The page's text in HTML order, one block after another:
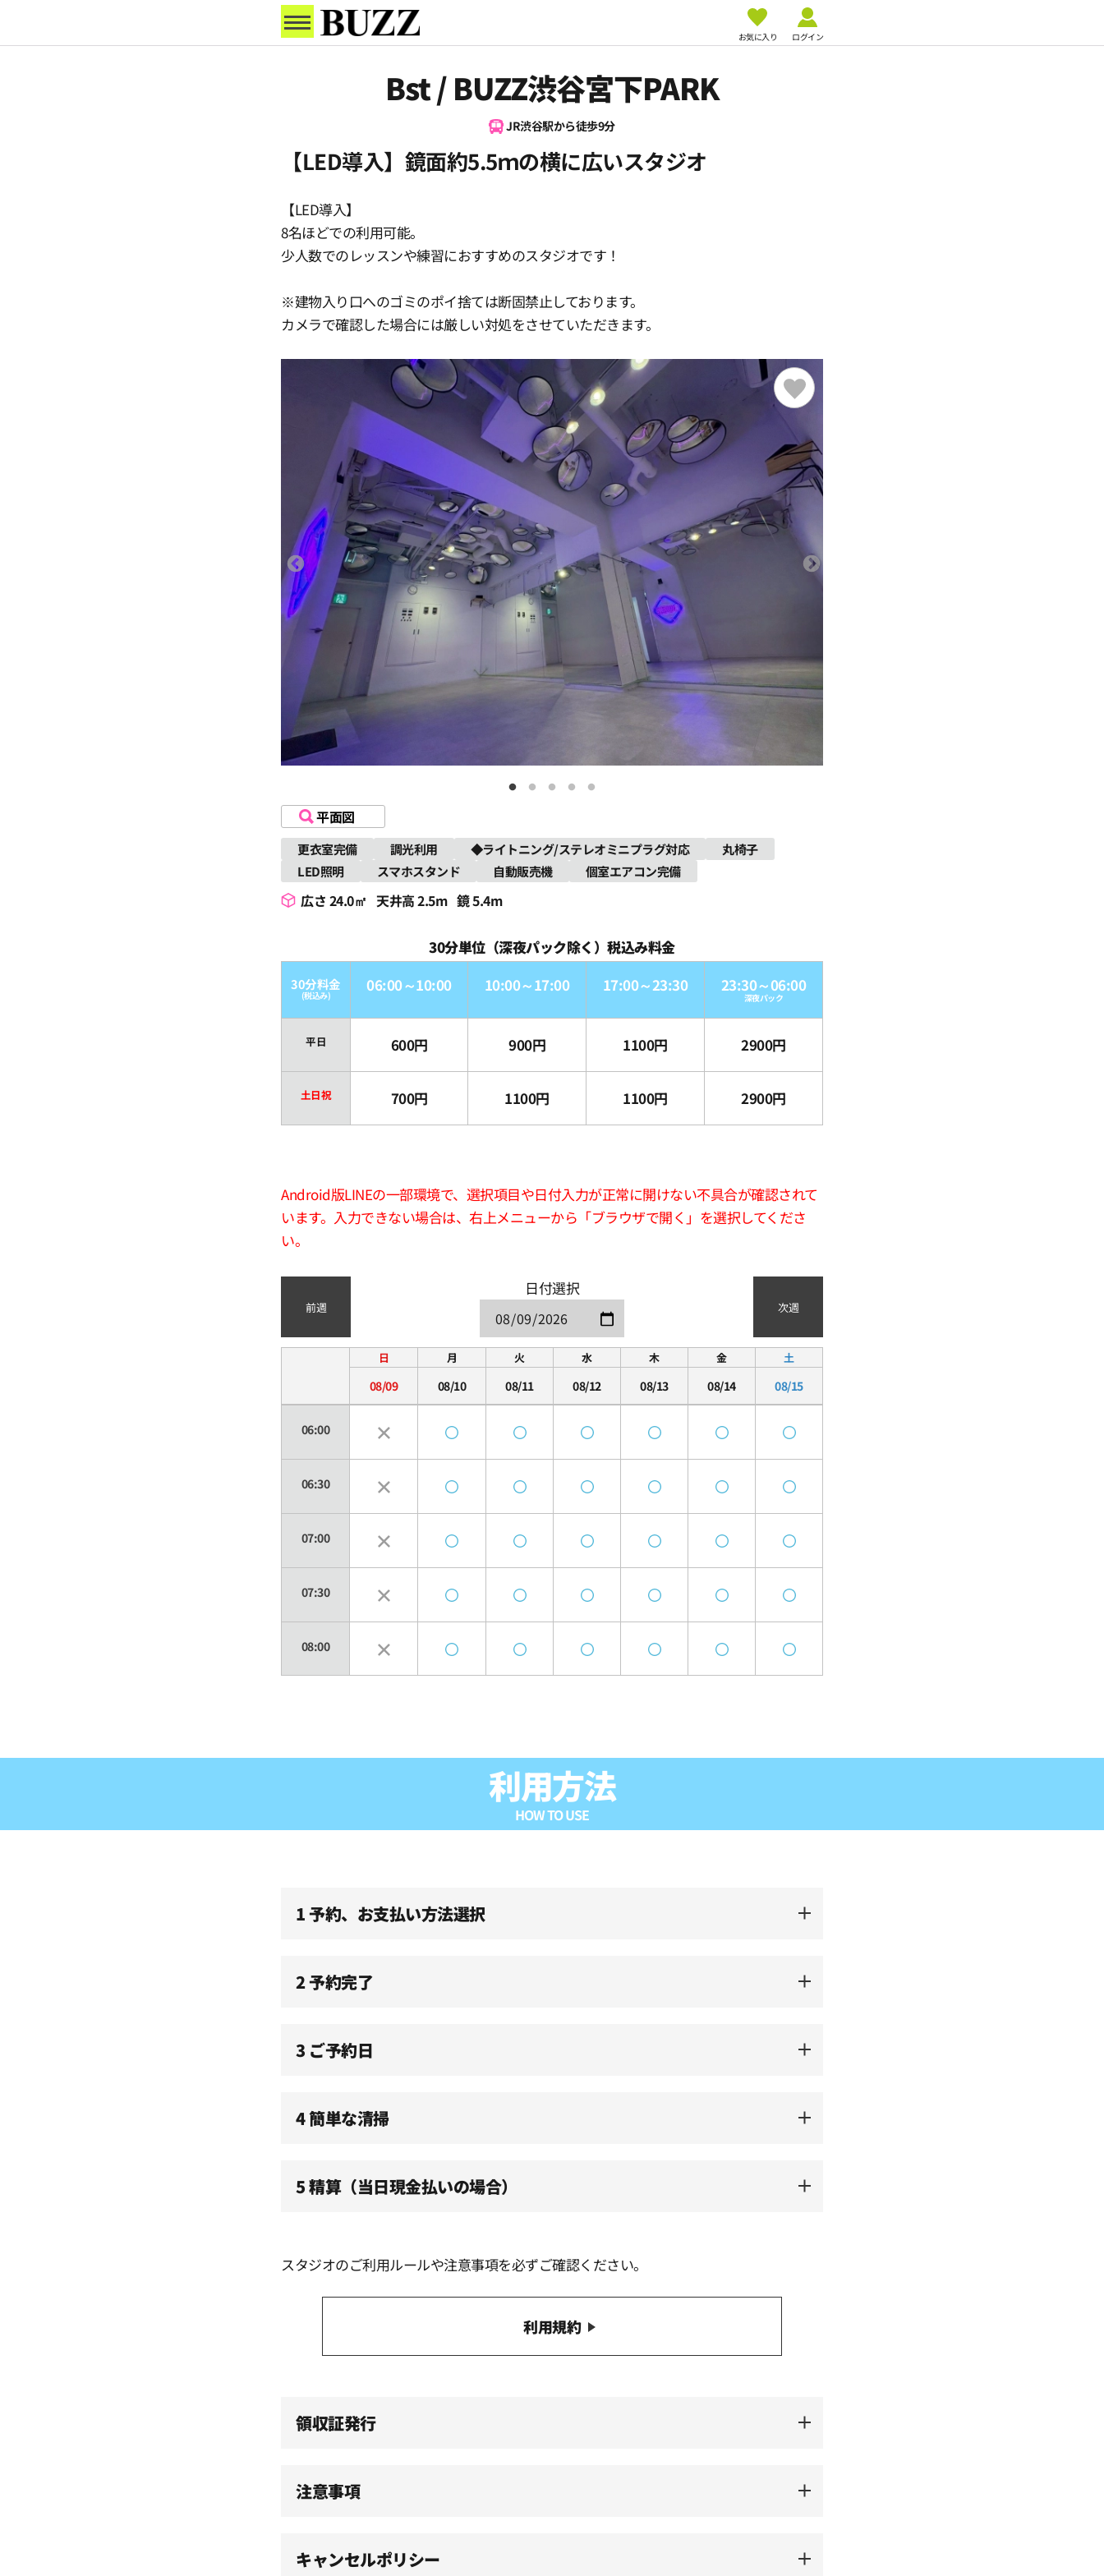
お気に入り ログイン
Bst / BUZZ渋谷宮下PARK
JR渋谷駅から徒歩9分
【LED導入】鏡面約5.5ｍの横に広いスタジオ
【LED導入】
8名ほどでの利用可能。
少人数でのレッスンや練習におすすめのスタジオです！
※建物入り口へのゴミのポイ捨ては断固禁止しております。
カメラで確認した場合には厳しい対処をさせていただきます。
平面図
更衣室完備 調光利用 ◆ライトニング/ステレオミニプラグ対応
丸椅子
LED照明
スマホスタンド 自動販売機 個室エアコン完備
広さ 24.0㎡ 天井高 2.5m 鏡 5.4m
30分単位（深夜パック除く）税込み料金
30分料金
(税込み)
06:00～10:00 10:00～17:00 17:00～23:30 23:30～06:00
深夜パック
平日 600円 900円 1100円 2900円
土日祝 700円 1100円 1100円 2900円
Android版LINEの一部環境で、選択項目や日付入力が正常に開けない不具合が確認されて
います。入力できない場合は、右上メニューから「ブラウザで開く」を選択してくださ
い。
前週
日付選択
次週
日
08/09
月
08/10
火
08/11
水
08/12
木
08/13
金
08/14
土
08/15
06:00
06:30
07:00
07:30
08:00
09:00
10:30
11:00
13:00
14:00
14:30
16:30
利用方法
HOW TO USE
1 予約、お支払い方法選択
2 予約完了
3 ご予約日
4 簡単な清掃
5 精算（当日現金払いの場合）
スタジオのご利用ルールや注意事項を必ずご確認ください。
利用規約
領収証発行
注意事項
キャンセルポリシー